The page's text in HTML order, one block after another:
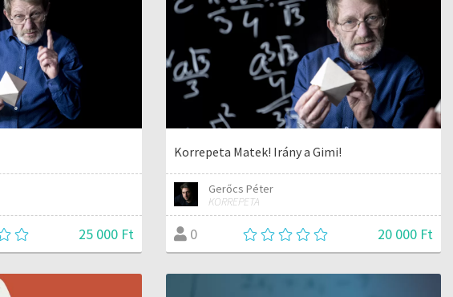
25 000 Ft
Korrepeta Matek! Irány a Gimi!
Gerőcs Péter
KORREPETA
0 20 000 Ft